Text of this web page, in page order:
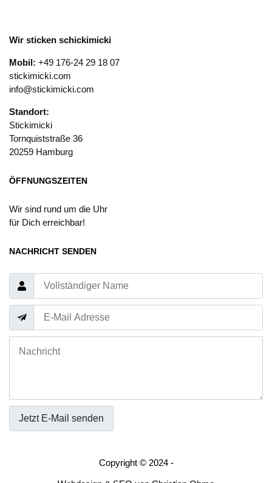
Wir sticken schickimicki
Mobil: +49 176-24 29 18 07
stickimicki.com
info@stickimicki.com
Standort:
Stickimicki
Tornquiststraße 36
20259 Hamburg
ÖFFNUNGSZEITEN
Wir sind rund um die Uhr
für Dich erreichbar!
NACHRICHT SENDEN
Jetzt E-Mail senden
Copyright © 2024 -